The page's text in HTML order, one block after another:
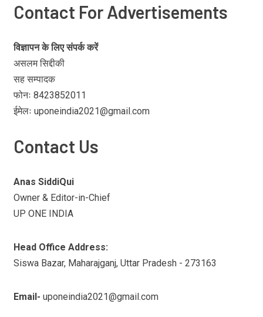
Contact For Advertisements
विज्ञापन के लिए संपर्क करें
असलम सिद्दीकी
सह सम्पादक
फोनः 8423852011
ईमेलः uponeindia2021@gmail.com
Contact Us
Anas SiddiQui
Owner & Editor-in-Chief
UP ONE INDIA
Head Office Address:
Siswa Bazar, Maharajganj, Uttar Pradesh - 273163
Email- uponeindia2021@gmail.com